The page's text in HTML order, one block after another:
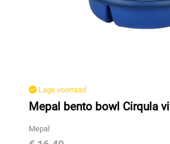
Lage voorraad
Mepal bento bowl Cirqula
Mepal